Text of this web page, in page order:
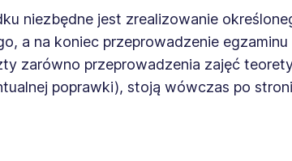
niezbędne jest zrealizowanie
a na koniec przeprowadzenie egzaminu
zarówno przeprowadzenia zajęć
poprawki), stoją wówczas po